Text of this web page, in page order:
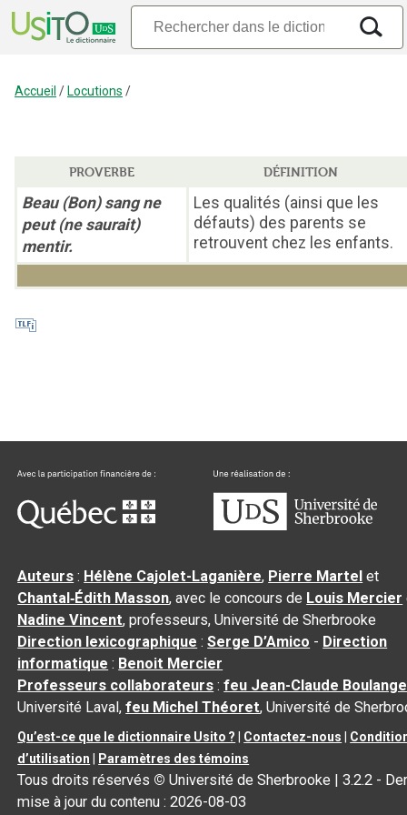
Accueil /Locutions /
PROVERBE DÉFINITION
Beau (Bon) sang ne
peut (ne saurait)
mentir.
Les qualités (ainsi que les
défauts) des parents se
retrouvent chez les enfants.
Auteurs : Hélène Cajolet-Laganière, Pierre Martel et
Chantal‑Édith Masson, avec le concours de Louis Mercier
Nadine Vincent, professeurs, Université de Sherbrooke
Direction lexicographique :Serge D’Amico - Direction
informatique : Benoit Mercier
Professeurs collaborateurs :feu Jean-Claude
Université Laval,feu Michel Théoret, Université de
Qu’est-ce que le dictionnaire Usito ? Contactez-nous
d’utilisation
Paramètres des témoins
Tous droits réservés © Université de Sherbrooke |3.2.2 -
mise à jour du contenu :2026-08-03